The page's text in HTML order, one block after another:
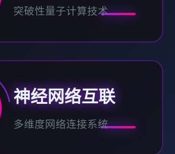
突破性量子计算技术
神经网络互联
多维度网络连接系统